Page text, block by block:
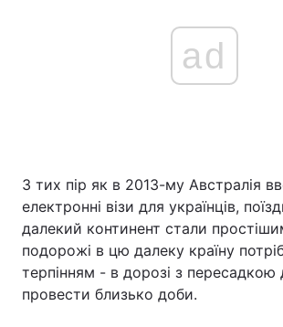
ad
З тих пір як в 2013-му Австралія
електронні візи для українців,
далекий континент стали
подорожі в цю далеку країну
терпінням - в дорозі з пересадкою
провести близько доби.